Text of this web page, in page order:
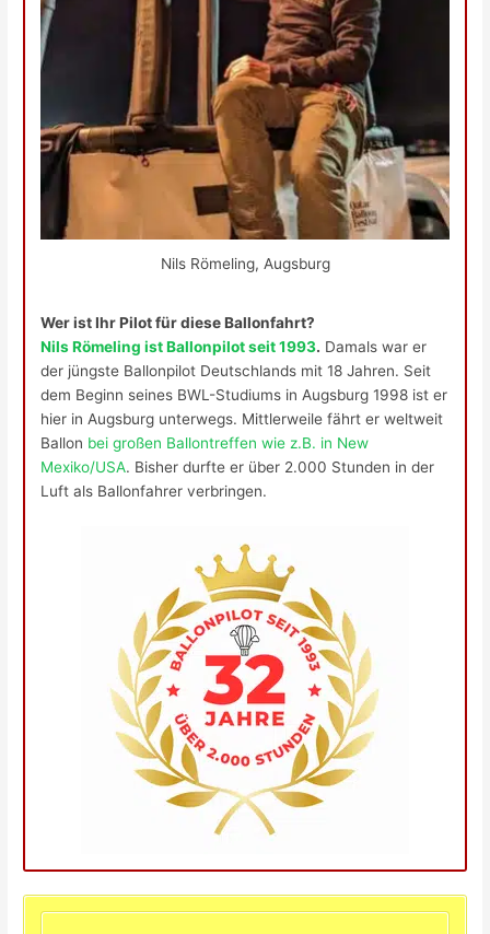
Nils Römeling, Augsburg
Wer ist Ihr Pilot für diese Ballonfahrt?
Nils Römeling ist Ballonpilot seit 1993. Damals war er
der jüngste Ballonpilot Deutschlands mit 18 Jahren. Seit
dem Beginn seines BWL-Studiums in Augsburg 1998 ist er
hier in Augsburg unterwegs. Mittlerweile fährt er weltweit
Ballon bei großen Ballontreffen wie z.B. in New
Mexiko/USA. Bisher durfte er über 2.000 Stunden in der
Luft als Ballonfahrer verbringen.